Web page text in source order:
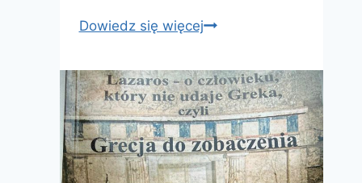
Dowiedz się więcejKurs
wycieczek
–
800
zł